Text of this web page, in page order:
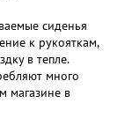
сиденья
к рукояткам,
в тепле.
много
магазине в